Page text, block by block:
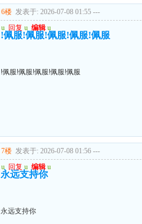
6楼 发表于: 2026-07-08 01:55 ---
u 回复 u 编辑 u
!佩服!佩服!佩服!佩服!佩服
!佩服!佩服!佩服!佩服!佩服
7楼 发表于: 2026-07-08 01:56 ---
u 回复 u 编辑 u
永远支持你
永远支持你